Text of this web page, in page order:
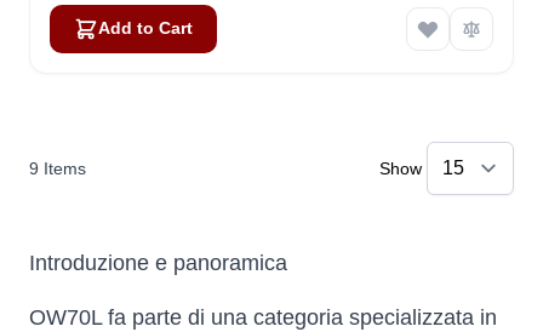
Add to Cart
9 Items Show
Introduzione e panoramica
OW70L fa parte di una categoria specializzata in